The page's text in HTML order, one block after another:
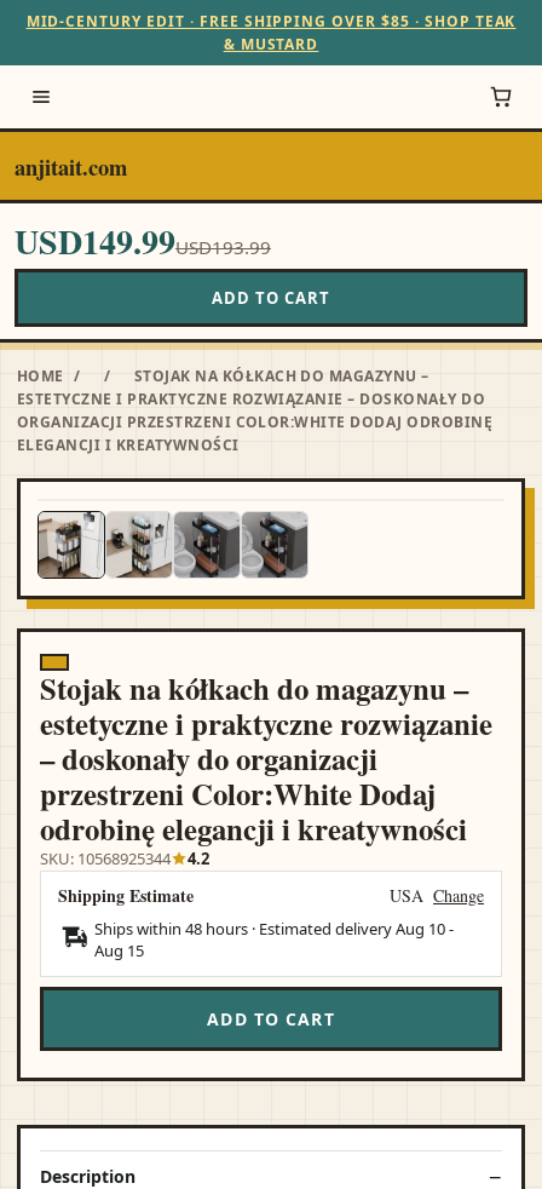
MID-CENTURY EDIT · FREE SHIPPING OVER $85 · SHOP TEAK
& MUSTARD
anjitait.com
USD149.99USD193.99
ADD TO CART
HOME / /
STOJAK NA KÓŁKACH DO MAGAZYNU –
ESTETYCZNE I PRAKTYCZNE ROZWIĄZANIE – DOSKONAŁY DO
ORGANIZACJI PRZESTRZENI COLOR:WHITE DODAJ ODROBINĘ
ELEGANCJI I KREATYWNOŚCI
Stojak na kółkach do magazynu –
estetyczne i praktyczne rozwiązanie
– doskonały do organizacji
przestrzeni Color:White Dodaj
odrobinę elegancji i kreatywności
SKU: 10568925344 4.2
Shipping Estimate USA Change
Ships within 48 hours · Estimated deliveryAug 10-
Aug 15
ADD TO CART
Description